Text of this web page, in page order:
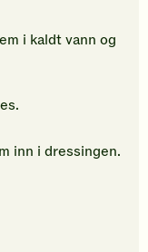
din
i kaldt vann og
inn i dressingen.